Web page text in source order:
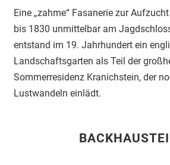
Eine „zahme“ Fasanerie zur
bis 1830 unmittelbar am
entstand im 19. Jahrhundert ein
Landschaftsgarten als Teil der
Sommerresidenz Kranichstein, der
Lustwandeln einlädt.